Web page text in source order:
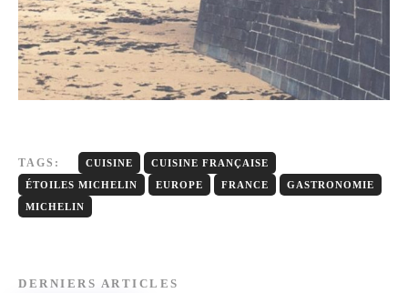
TAGS: CUISINE
CUISINE FRANÇAISE
ÉTOILES MICHELIN
EUROPE FRANCE
GASTRONOMIE
MICHELIN
DERNIERS ARTICLES